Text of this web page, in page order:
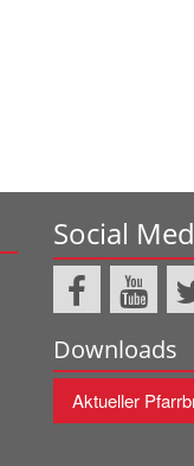
Social
Downloads
Aktueller